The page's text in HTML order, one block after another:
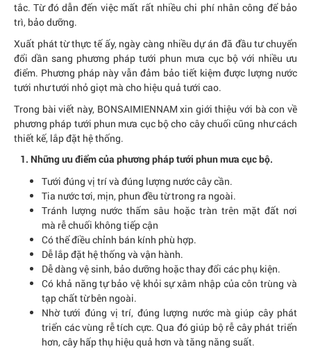
tắc. Từ đó dẫn đến việc mất rất nhiều chi phí nhân công để bảo
trì, bảo dưỡng.
Xuất phát từ thực tế ấy, ngày càng nhiều dự án đã đầu tư chuyển
đổi dần sang phương pháp tưới phun mưa cục bộ với nhiều ưu
điểm. Phương pháp này vẫn đảm bảo tiết kiệm được lượng nước
tưới như tưới nhỏ giọt mà cho hiệu quả tưới cao.
Trong bài viết này, BONSAIMIENNAM xin giới thiệu với bà con về
phương pháp tưới phun mưa cục bộ cho cây chuối cũng như cách
thiết kế, lắp đặt hệ thống.
1. Những ưu điểm của phương pháp tưới phun mưa cục bộ.
Tưới đúng vị trí và đúng lượng nước cây cần.
Tia nước tơi, mịn, phun đều từ trong ra ngoài.
Tránh lượng nước thấm sâu hoặc tràn trên mặt đất nơi
mà rễ chuối không tiếp cận
Có thể điều chỉnh bán kính phù hợp.
Dễ lắp đặt hệ thống và vận hành.
Dễ dàng vệ sinh, bảo dưỡng hoặc thay đổi các phụ kiện.
Có khả năng tự bảo vệ khỏi sự xâm nhập của côn trùng và
tạp chất từ bên ngoài.
Nhờ tưới đúng vị trí, đúng lượng nước mà giúp cây phát
triển các vùng rễ tích cực. Qua đó giúp bộ rễ cây phát triển
hơn, cây hấp thụ hiệu quả hơn và tăng năng suất.